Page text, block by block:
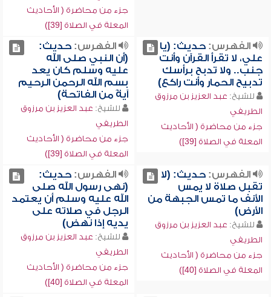
جزء من محاضرة ( الأحاديث
المعلة في الصلاة [39])
الفهرس:حديث: (يا
علي، لا تقرأ القرآن وأنت
جنب.. ولا تدبح برأسك
تدبيح الحمار وأنت راكع)
للشيخ: عبد العزيز بن مرزوق
الطريفي
جزء من محاضرة ( الأحاديث
المعلة في الصلاة [39])
الفهرس:حديث:
(أن النبي صلى الله
عليه وسلم كان يعد
بسم الله الرحمن الرحيم
آيةً من الفاتحة)
للشيخ: عبد العزيز بن مرزوق
الطريفي
جزء من محاضرة ( الأحاديث
المعلة في الصلاة [39])
الفهرس:حديث: (لا
تقبل صلاة لا يمس
الأنف ما تمس الجبهة من
الأرض)
للشيخ: عبد العزيز بن مرزوق
الطريفي
جزء من محاضرة ( الأحاديث
المعلة في الصلاة [40])
الفهرس:حديث:
(نهى رسول الله صلى
الله عليه وسلم أن يعتمد
الرجل في صلاته على
يديه إذا نهض)
للشيخ: عبد العزيز بن مرزوق
الطريفي
جزء من محاضرة ( الأحاديث
المعلة في الصلاة [40])